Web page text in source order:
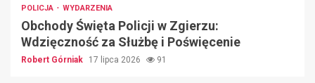
POLICJA WYDARZENIA
Obchody Święta Policji w Zgierzu:
Wdzięczność za Służbę i Poświęcenie
Robert Górniak 17 lipca 2026 91